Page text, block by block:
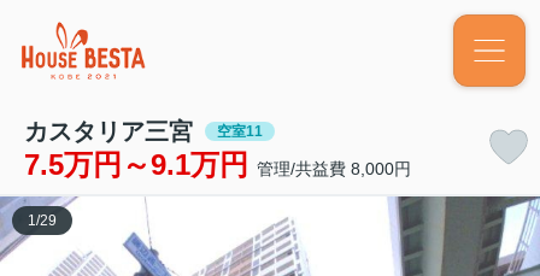
カスタリア三宮 空室11
7.5万円～9.1万円 管理/共益費 8,000円
1 /29